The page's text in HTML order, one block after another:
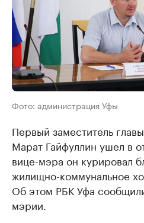
Фото: администрация Уфы
Первый заместитель
Марат Гайфуллин ушел в
вице-мэра он курировал
жилищно-коммунальное
Об этом РБК Уфа
мэрии.